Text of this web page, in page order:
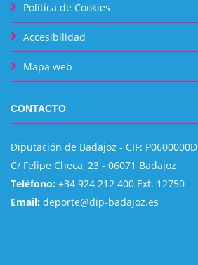
Política de Cookies
Accesibilidad
Mapa web
CONTACTO
Diputación de Badajoz - CIF: P0600000D
C/ Felipe Checa, 23 - 06071 Badajoz
Teléfono: +34 924 212 400 Ext. 12750
Email: deporte@dip-badajoz.es